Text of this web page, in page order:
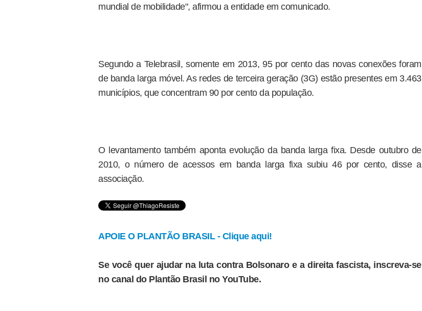
mundial de mobilidade", afirmou a entidade em comunicado.
Segundo a Telebrasil, somente em 2013, 95 por cento das novas conexões foram
de banda larga móvel. As redes de terceira geração (3G) estão presentes em 3.463
municípios, que concentram 90 por cento da população.
O levantamento também aponta evolução da banda larga fixa. Desde outubro de
2010, o número de acessos em banda larga fixa subiu 46 por cento, disse a
associação.
APOIE O PLANTÃO BRASIL - Clique aqui!
Se você quer ajudar na luta contra Bolsonaro e a direita fascista, inscreva-se
no canal do Plantão Brasil no YouTube.